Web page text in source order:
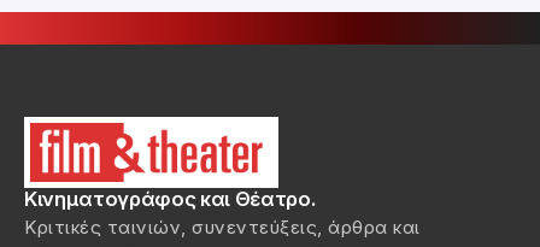
Κινηματογράφος και Θέατρο.
Κριτικές ταινιών, συνεντεύξεις, άρθρα και